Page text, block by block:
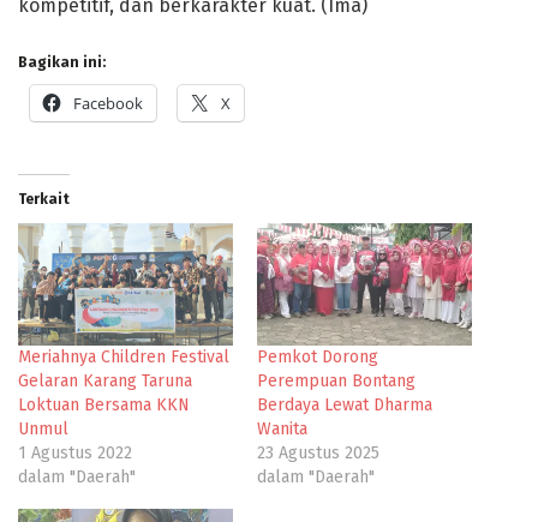
kompetitif, dan berkarakter kuat. (Ima)
Bagikan ini:
Facebook X
Terkait
Meriahnya Children Festival
Gelaran Karang Taruna
Loktuan Bersama KKN
Unmul
1 Agustus 2022
dalam "Daerah"
Pemkot Dorong
Perempuan Bontang
Berdaya Lewat Dharma
Wanita
23 Agustus 2025
dalam "Daerah"